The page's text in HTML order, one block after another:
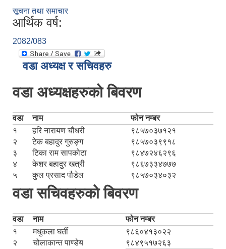
सूचना तथा समाचार
आर्थिक वर्ष:
2082/083
वडा अध्यक्ष र सचिवहरु
वडा अध्यक्षहरुको बिवरण
वडा नाम
फोन नम्बर
१
हरि नारायण चौधरी
९८५७०३७१२१
२
टेक बहादुर गुरुङ्ग
९८५७०३९९१८
३
टिका राम सापकोटा
९८४७२४६२९६
४
केशर बहादुर खत्री
९८६७३३४७७७
५
कुल प्रसाद पौडेल ९८५७०३४०३२
वडा सचिवहरुको बिवरण
वडा नाम
फोन नम्बर
१
मधुकला घर्ती
९८६०४१३०२२
२
चोलाकान्त पाण्डेय
९८४९५१७२६३